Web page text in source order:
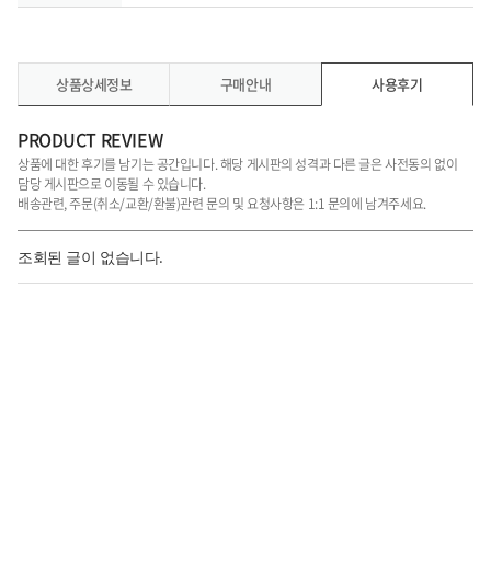
상품상세정보 구매안내 사용후기
PRODUCT REVIEW
상품에 대한 후기를 남기는 공간입니다. 해당 게시판의 성격과 다른 글은 사전동의 없이
담당 게시판으로 이동될 수 있습니다.
배송관련, 주문(취소/교환/환불)관련 문의 및 요청사항은 1:1 문의에 남겨주세요.